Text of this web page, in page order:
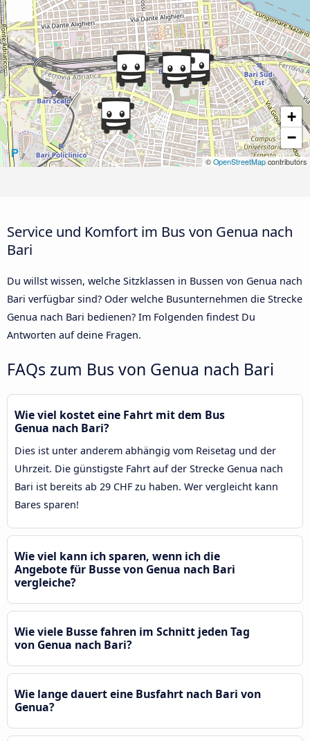
+
−
© OpenStreetMapcontributors
Service und Komfort im Bus von Genua nach
Bari
Du willst wissen, welche Sitzklassen in Bussen von Genua nach
Bari verfügbar sind? Oder welche Busunternehmen die Strecke
Genua nach Bari bedienen? Im Folgenden findest Du
Antworten auf deine Fragen.
FAQs zum Bus von Genua nach Bari
Wie viel kostet eine Fahrt mit dem Bus
Genua nach Bari?
Dies ist unter anderem abhängig vom Reisetag und der
Uhrzeit. Die günstigste Fahrt auf der Strecke Genua nach
Bari ist bereits ab 29 CHF zu haben. Wer vergleicht kann
Bares sparen!
Wie viel kann ich sparen, wenn ich die
Angebote für Busse von Genua nach Bari
vergleiche?
Wie viele Busse fahren im Schnitt jeden Tag
von Genua nach Bari?
Wie lange dauert eine Busfahrt nach Bari von
Genua?